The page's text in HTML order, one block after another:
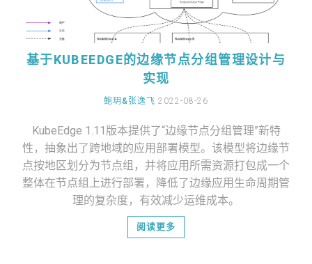
基于KUBEEDGE的边缘节点分组管理设计与
实现
鲍玥&张逸飞 2022-08-26
KubeEdge 1.11版本提供了“边缘节点分组管理”新特
性，抽象出了跨地域的应用部署模型。该模型将边缘节
点按地区划分为节点组，并将应用所需资源打包成一个
整体在节点组上进行部署，降低了边缘应用生命周期管
理的复杂度，有效减少运维成本。
阅读更多
点击了解